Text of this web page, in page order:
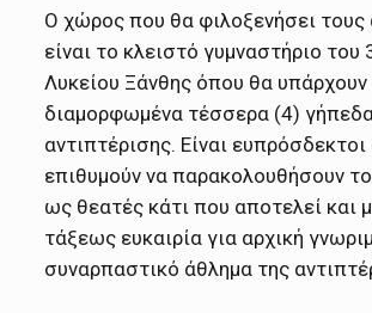
Ο χώρος που θα φιλοξενήσει
είναι το κλειστό γυμναστήριο του
Λυκείου Ξάνθης όπου θα
διαμορφωμένα τέσσερα (4)
αντιπτέρισης. Είναι ευπρόσδεκτοι
επιθυμούν να παρακολουθήσουν
ως θεατές κάτι που αποτελεί και
τάξεως ευκαιρία για αρχική
συναρπαστικό άθλημα της